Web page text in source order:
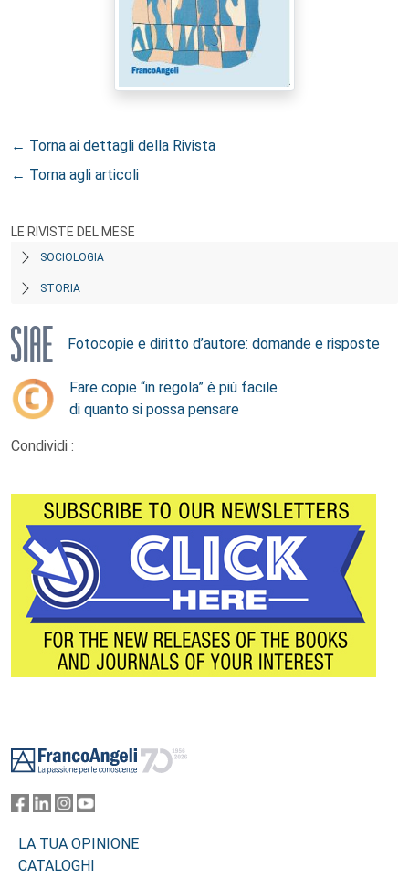
← Torna ai dettagli della Rivista
← Torna agli articoli
LE RIVISTE DEL MESE
SOCIOLOGIA
STORIA
Fotocopie e diritto d’autore: domande e risposte
Fare copie “in regola” è più facile
di quanto si possa pensare
Condividi :
LA TUA OPINIONE
CATALOGHI